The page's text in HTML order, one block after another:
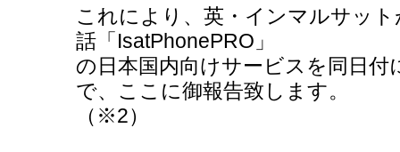
これにより、英・インマルサッ
話「IsatPhonePRO」
の日本国内向けサービスを同日
で、ここに御報告致します。
（※2）